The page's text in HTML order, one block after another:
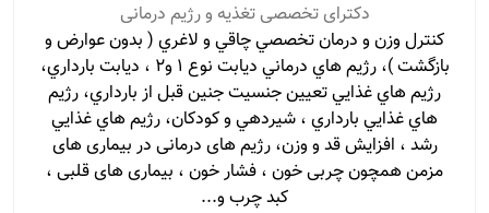
دکترای تخصصی تغذیه و رژیم درمانی
كنترل وزن و درمان تخصصي چاقي و لاغري ( بدون عوارض و
بازگشت )، رژيم هاي درماني ديابت نوع ١ و٢ ، ديابت بارداري،
رژيم هاي غذايي تعيين جنسيت جنين قبل از بارداري، رژيم
هاي غذايي بارداري ، شيردهي و كودكان، رژيم هاي غذايي
رشد ، افزايش قد و وزن، رژیم های درمانی در بیماری های
مزمن همچون چربی خون ، فشار خون ، بیماری های قلبی ،
کبد چرب و...